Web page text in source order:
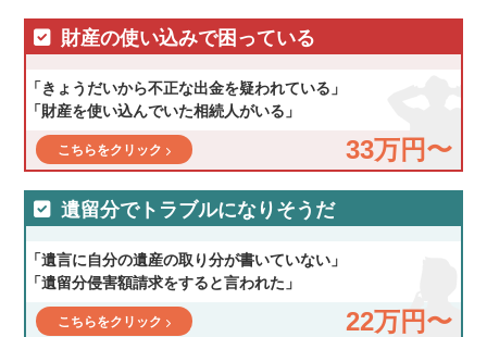
財産の使い込みで困っている
「きょうだいから不正な出金を疑われている」
「財産を使い込んでいた相続人がいる」
33万円〜
こちらをクリック
遺留分でトラブルになりそうだ
「遺言に自分の遺産の取り分が書いていない」
「遺留分侵害額請求をすると言われた」
22万円〜
こちらをクリック